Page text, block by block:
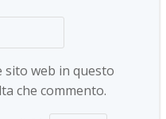
sito web in questo
che commento.